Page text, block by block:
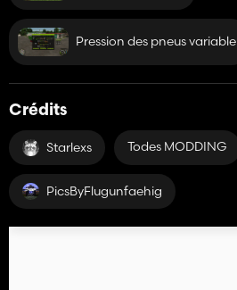
Pression des pneus variable
Crédits
Starlexs Todes MODDING
PicsByFlugunfaehig